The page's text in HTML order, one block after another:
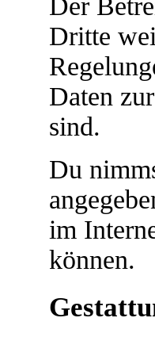
Der
Dritte
Daten
sind.
Du
im
können.